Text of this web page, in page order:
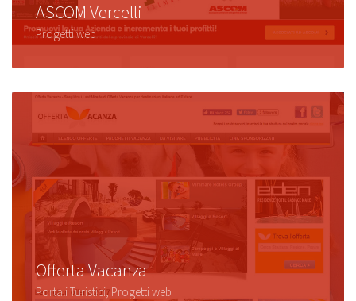
ASCOM Vercelli
Progetti web
Offerta Vacanza
Portali Turistici, Progetti web